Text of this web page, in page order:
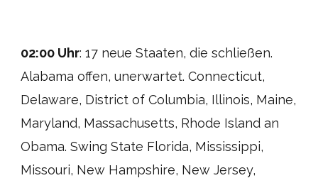
02:00 Uhr: 17 neue Staaten, die schließen.
Alabama offen, unerwartet. Connecticut,
Delaware, District of Columbia, Illinois, Maine,
Maryland, Massachusetts, Rhode Island an
Obama. Swing State Florida, Mississippi,
Missouri, New Hampshire, New Jersey,